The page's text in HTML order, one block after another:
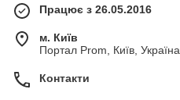
Працює з 26.05.2016
м. Київ
Портал Prom, Київ, Україна
Контакти